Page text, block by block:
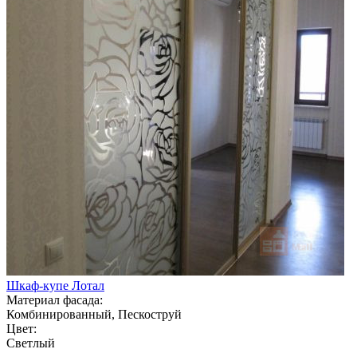
Шкаф-купе Лотал
Материал фасада:
Комбинированный, Пескоструй
Цвет:
Светлый